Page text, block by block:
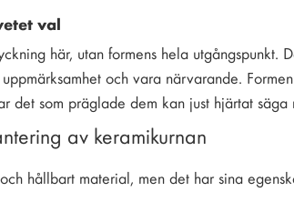
val
här, utan formens hela
och vara närvarande.
det som präglade dem kan just hjärtat säga
av keramikurnan
hållbart material, men det har sina